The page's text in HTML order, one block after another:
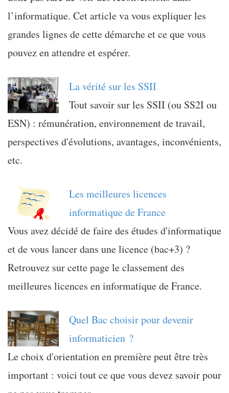
l’informatique. Cet article va vous expliquer les
grandes lignes de cette démarche et ce que vous
pouvez en attendre et espérer.
La vérité sur les SSII
Tout savoir sur les SSII (ou SS2I ou
ESN) : rémunération, environnement de travail,
perspectives d'évolutions, avantages, inconvénients,
etc.
Les meilleures licences
informatique de France
Vous avez décidé de faire des études d'informatique
et de vous lancer dans une licence (bac+3) ?
Retrouvez sur cette page le classement des
meilleures licences en informatique de France.
Quel Bac choisir pour devenir
informaticien ?
Le choix d'orientation en première peut être très
important : voici tout ce que vous devez savoir pour